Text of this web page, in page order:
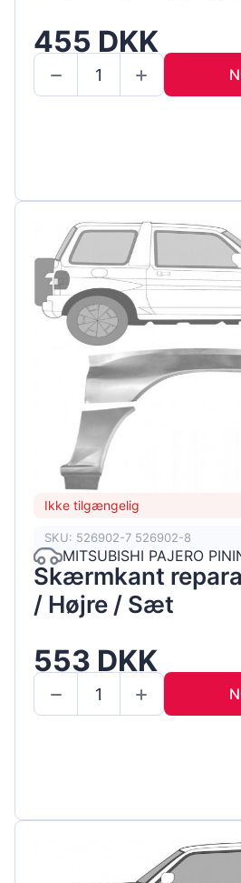
455 DKK
Ikke tilgængelig
SKU: 526902-7 526902-8
MITSUBISHI PAJERO
Skærmkant
/ Højre / Sæt
553 DKK